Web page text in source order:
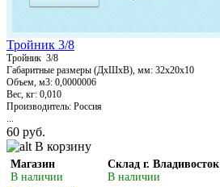
Тройник 3/8
Тройник 3/8
Габаритные размеры (ДхШхВ), мм: 32х20х10
Объем, м3: 0,0000006
Вес, кг: 0,010
Производитель: Россия
...
60 руб.
В корзину
Магазин
В наличии
Склад г. Владивосток
В наличии